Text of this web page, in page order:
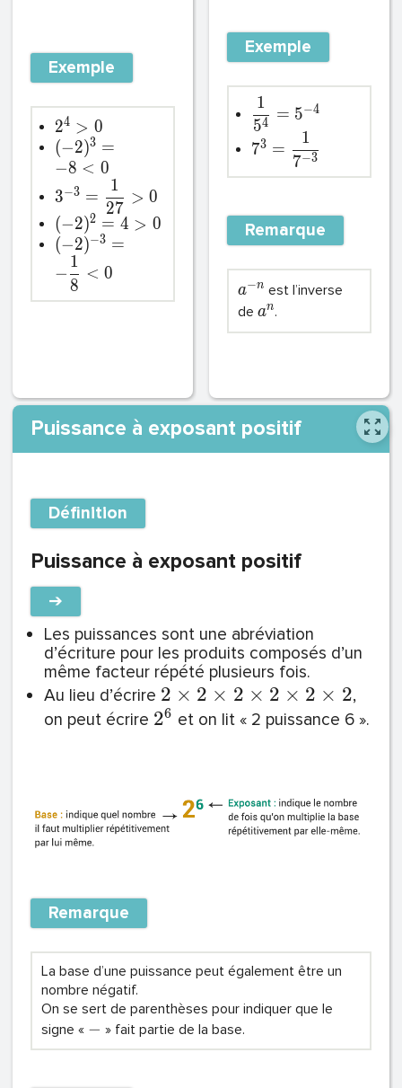
Exemple
24 > 0
(−2)3 =
−8 < 0
3−3 =
27
1
> 0
(−2)2 = 4 > 0
(−2)−3 =
−
8
1
< 0
Exemple
54
1
= 5−4
73 =
7−3
1
Remarque
a−n est l’inverse
de an.
Puissance à exposant positif
Définition
Puissance à exposant positif
➔
Les puissances sont une abréviation
d’écriture pour les produits composés d’un
même facteur répété plusieurs fois.
Au lieu d’écrire 2 × 2 × 2 × 2 × 2 × 2,
on peut écrire 26 et on lit « 2 puissance 6 ».
Remarque
La base d’une puissance peut également être un
nombre négatif.
On se sert de parenthèses pour indiquer que le
signe « − » fait partie de la base.